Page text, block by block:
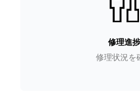
修理進
修理状況を